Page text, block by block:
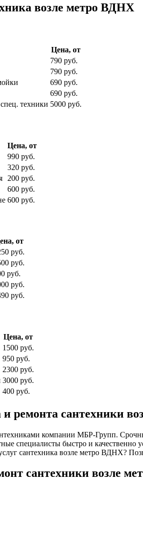
возле метро ВДНХ
Цена, от
790 руб.
790 руб.
690 руб.
690 руб.
техники 5000 руб.
Цена, от
990 руб.
320 руб.
200 руб.
600 руб.
600 руб.
от
руб.
руб.
руб.
руб.
руб.
Цена, от
1500 руб.
950 руб.
2300 руб.
3000 руб.
400 руб.
ремонта сантехники
компании МБР-Групп.
специалисты быстро и качественно
сантехника возле метро ВДНХ?
сантехники возле